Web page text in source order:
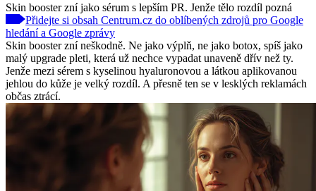
Skin booster zní jako sérum s lepším PR. Jenže tělo rozdíl pozná
Přidejte si obsah Centrum.cz do oblíbených zdrojů pro Google
hledání a Google zprávy
Skin booster zní neškodně. Ne jako výplň, ne jako botox, spíš jako
malý upgrade pleti, která už nechce vypadat unaveně dřív než ty.
Jenže mezi sérem s kyselinou hyaluronovou a látkou aplikovanou
jehlou do kůže je velký rozdíl. A přesně ten se v lesklých reklamách
občas ztrácí.